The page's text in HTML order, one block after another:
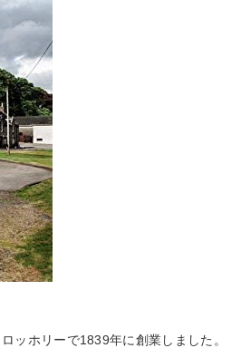
ッホリーで1839年に創業しました。